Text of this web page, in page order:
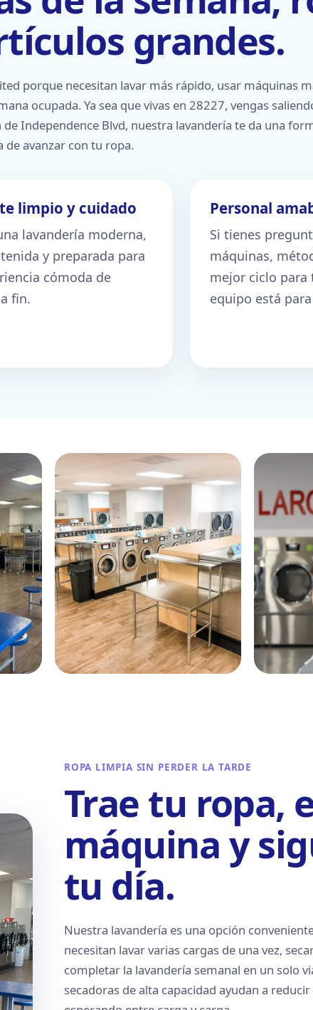
grandes.
porque necesitan lavar más rápido, usar máquinas
ocupada. Ya sea que vivas en 28227, vengas
Independence Blvd, nuestra lavandería te da una
de avanzar con tu ropa.
limpio y cuidado
lavandería moderna,
y preparada para
cómoda de
fin.
Personal
Si tienes
máquinas,
mejor ciclo para
equipo está
ROPA LIMPIA SIN PERDER LA TARDE
Trae tu ropa,
máquina y
tu día.
Nuestra lavandería es una opción
necesitan lavar varias cargas de una vez,
completar la lavandería semanal en un solo
secadoras de alta capacidad ayudan a